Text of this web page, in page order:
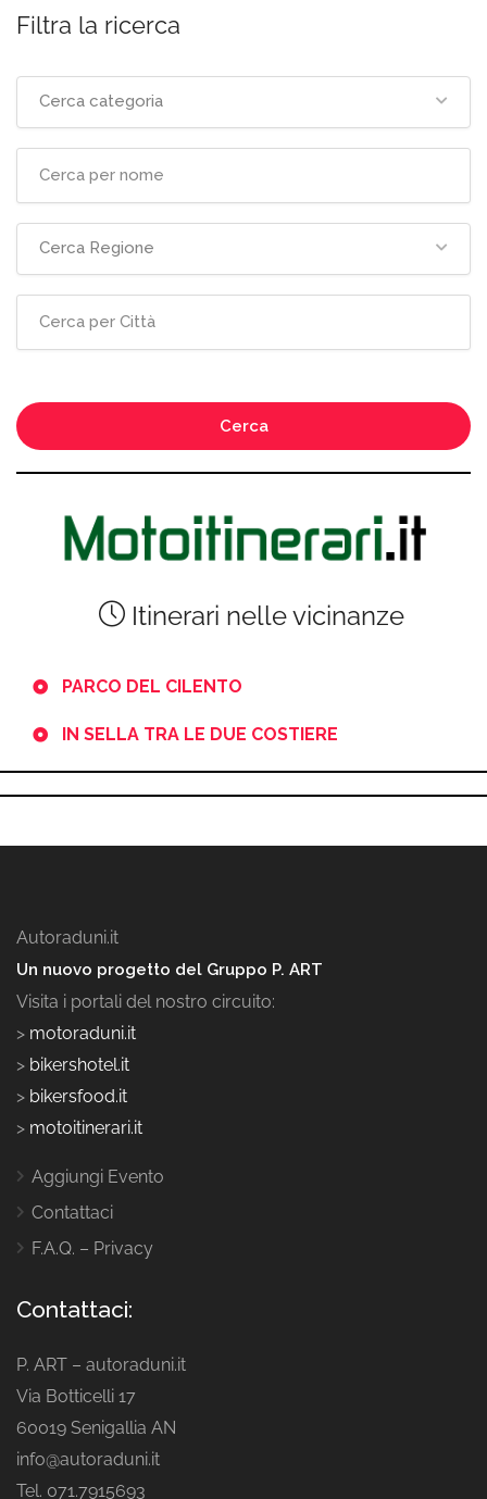
Filtra la ricerca
Cerca categoria
Cerca Regione
Cerca
Itinerari nelle vicinanze
PARCO DEL CILENTO
IN SELLA TRA LE DUE COSTIERE
Autoraduni.it
Un nuovo progetto del Gruppo P. ART
Visita i portali del nostro circuito:
> motoraduni.it
> bikershotel.it
> bikersfood.it
> motoitinerari.it
Aggiungi Evento
Contattaci
F.A.Q. – Privacy
Contattaci:
P. ART – autoraduni.it
Via Botticelli 17
60019 Senigallia AN
info@autoraduni.it
Tel. 071.7915693